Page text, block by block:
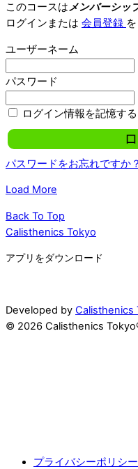
このコースはメンバーシッ
ログインまたは 会員登録
ユーザーネーム
パスワード
ログイン情報を記憶する
パスワードをお忘れですか？
Load More
Back To Top
Calisthenics Tokyo
アプリをダウンロード
Developed by Calisthenics
© 2026 Calisthenics
プライバシーポリシー